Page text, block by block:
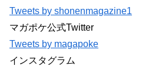
Tweets by shonenmagazine1
マガポケ公式Twitter
Tweets by magapoke
インスタグラム